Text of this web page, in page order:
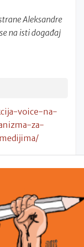
Aleksandre
na isti događaj
voice-na-
za-